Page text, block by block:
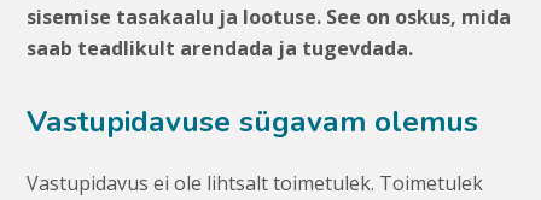
sisemise tasakaalu ja lootuse. See on oskus, mida
saab teadlikult arendada ja tugevdada.
Vastupidavuse sügavam olemus
Vastupidavus ei ole lihtsalt toimetulek. Toimetulek